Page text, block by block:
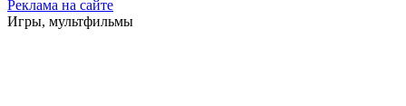
Реклама на сайте
Игры, мультфильмы